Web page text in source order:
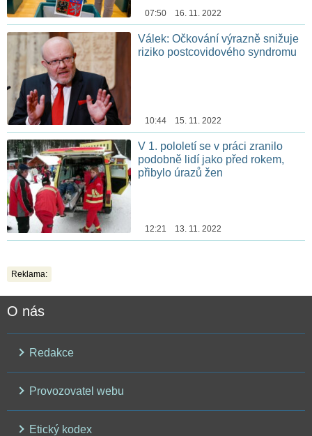
07:50 16. 11. 2022
Válek: Očkování výrazně snižuje
riziko postcovidového syndromu
10:44 15. 11. 2022
V 1. pololetí se v práci zranilo
podobně lidí jako před rokem,
přibylo úrazů žen
12:21 13. 11. 2022
Reklama:
O nás
Redakce
Provozovatel webu
Etický kodex